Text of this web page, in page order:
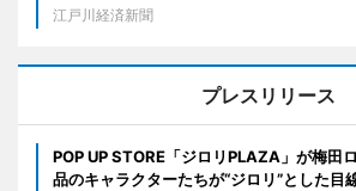
江戸川経済新聞
プレスリリース
POP UP STORE「ジロリPLAZA」が梅田
品のキャラクターたちが“ジロリ”とした目